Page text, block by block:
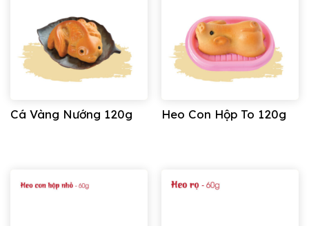
Cá Vàng Nướng 120g Heo Con Hộp To 120g